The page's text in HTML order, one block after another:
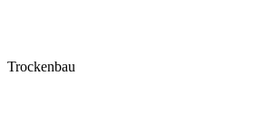
Trockenbau